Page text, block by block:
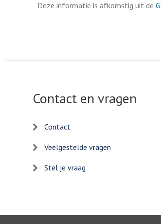
Deze informatie is afkomstig uit de
Contact en vragen
Contact
Veelgestelde vragen
Stel je vraag